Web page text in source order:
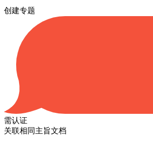
创建专题
需认证
关联相同主旨文档